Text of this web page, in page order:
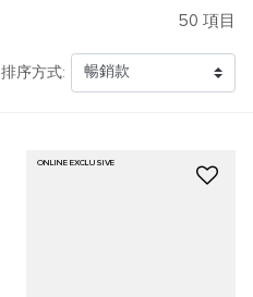
50 項目
排序方式:
ONLINE EXCLUSIVE